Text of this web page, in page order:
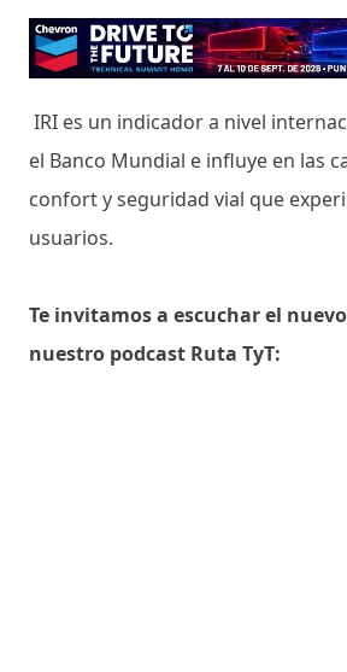
IRI es un indicador a nivel
el Banco Mundial e influye en las
confort y seguridad vial que
usuarios.
Te invitamos a escuchar el
nuestro podcast Ruta TyT: